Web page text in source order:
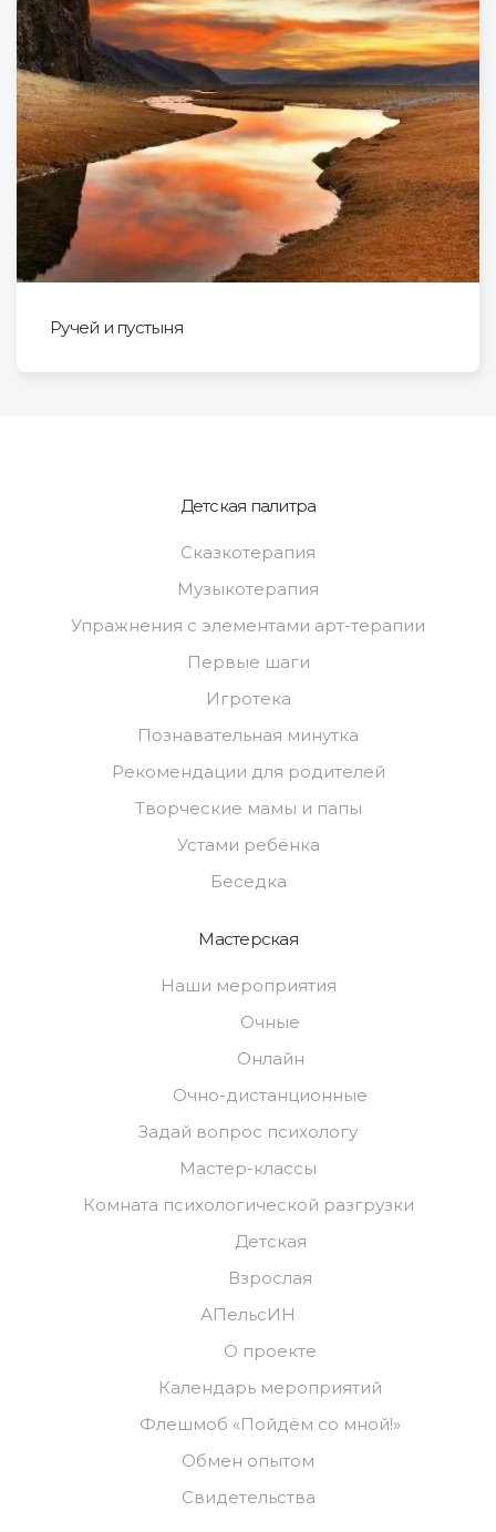
Ручей и пустыня
Детская палитра
Сказкотерапия
Музыкотерапия
Упражнения с элементами арт-терапии
Первые шаги
Игротека
Познавательная минутка
Рекомендации для родителей
Творческие мамы и папы
Устами ребёнка
Беседка
Мастерская
Наши мероприятия
Очные
Онлайн
Очно-дистанционные
Задай вопрос психологу
Мастер-классы
Комната психологической разгрузки
Детская
Взрослая
АПельсИН
О проекте
Календарь мероприятий
Флешмоб «Пойдём со мной!»
Обмен опытом
Свидетельства